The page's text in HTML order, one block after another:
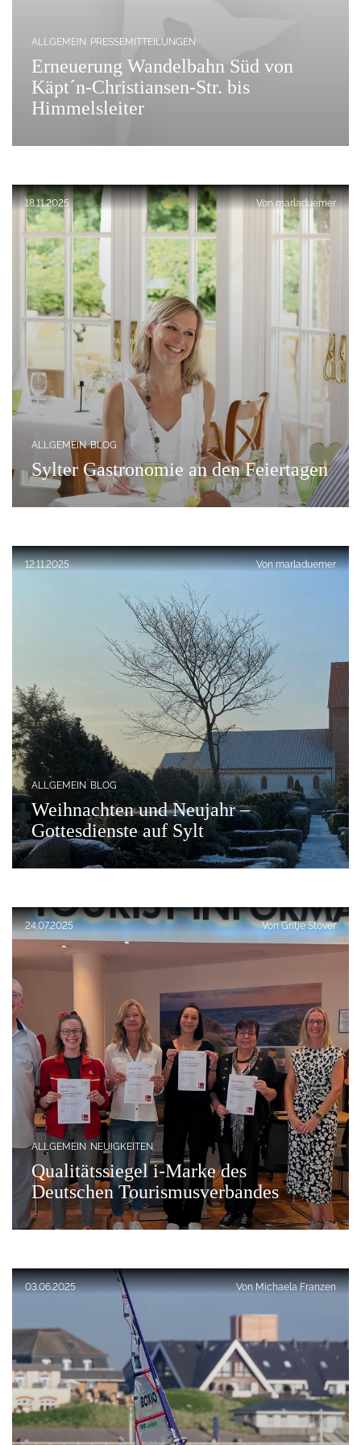
Erneuerung Wandelbahn Süd von
Käpt´n-Christiansen-Str. bis
Himmelsleiter
ALLGEMEIN PRESSEMITTEILUNGEN
Veröffentlicht am:
18.11.2025 Vonmarladuemer
Sylter Gastronomie an den Feiertagen
ALLGEMEIN BLOG
Veröffentlicht am:
12.11.2025 Vonmarladuemer
Weihnachten und Neujahr –
Gottesdienste auf Sylt
ALLGEMEIN BLOG
Veröffentlicht am:
24.07.2025 VonGritje Stöver
Qualitätssiegel i-Marke des
Deutschen Tourismusverbandes
ALLGEMEIN NEUIGKEITEN
Veröffentlicht am:
03.06.2025 VonMichaela Franzen